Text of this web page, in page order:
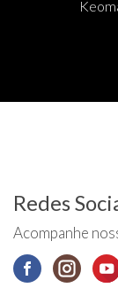
Redes
Acompanhe